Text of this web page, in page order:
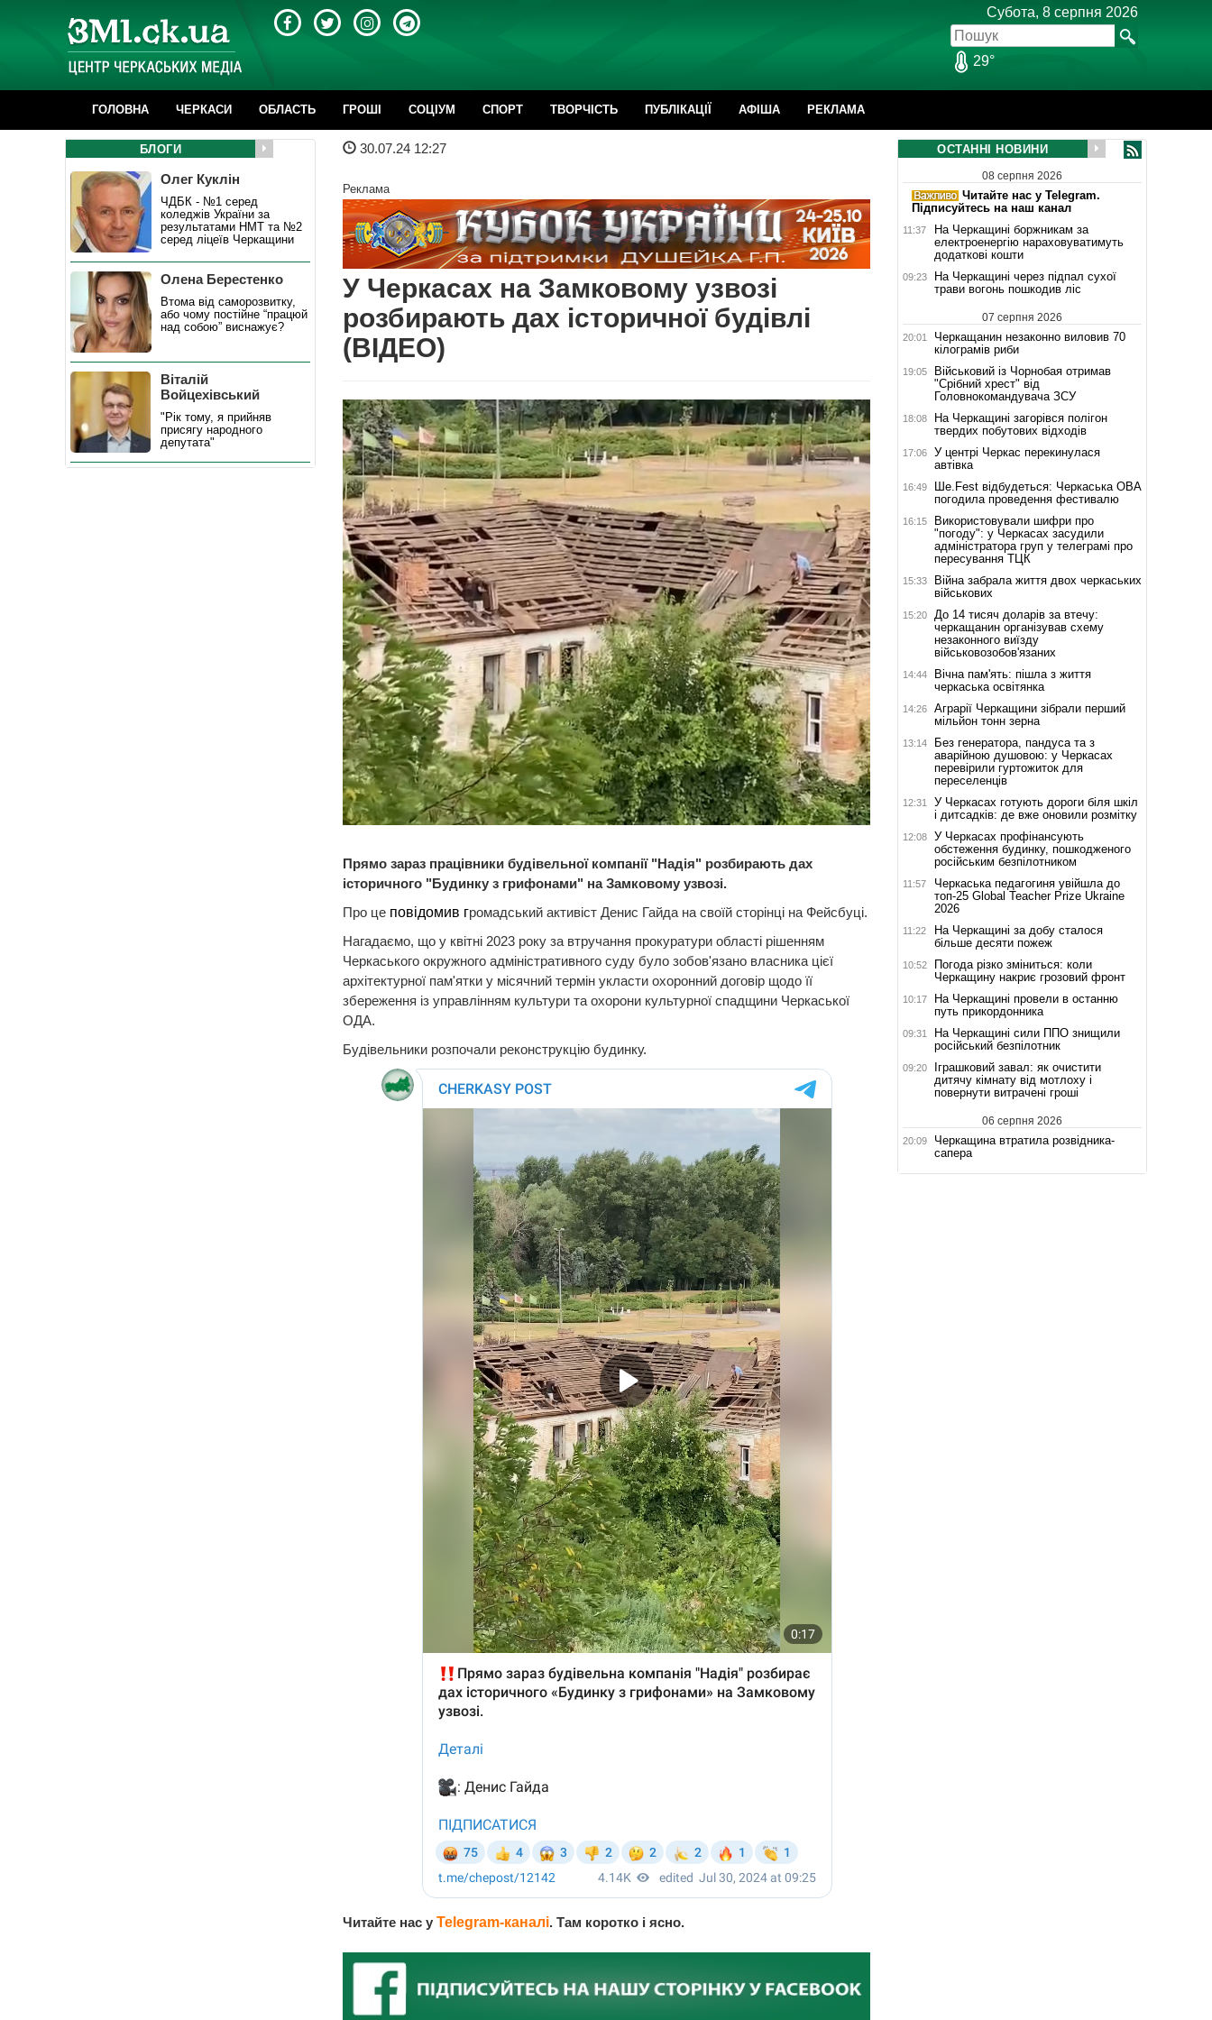
Субота, 8 серпня 2026
29°
ГОЛОВНА ЧЕРКАСИ ОБЛАСТЬ ГРОШІ CОЦІУМ СПОРТ ТВОРЧІСТЬ ПУБЛІКАЦІЇ АФІША РЕКЛАМА
30.07.24 12:27
Реклама
У Черкасах на Замковому узвозі
розбирають дах історичної будівлі
(ВІДЕО)
Прямо зараз працівники будівельної компанії "Надія" розбирають дах
історичного "Будинку з грифонами" на Замковому узвозі.
Про це повідомив громадський активіст Денис Гайда на своїй сторінці на Фейсбуці.
Нагадаємо, що у квітні 2023 року за втручання прокуратури області рішенням
Черкаського окружного адміністративного суду було зобов'язано власника цієї
архітектурної пам'ятки у місячний термін укласти охоронний договір щодо її
збереження із управлінням культури та охорони культурної спадщини Черкаської
ОДА.
Будівельники розпочали реконструкцію будинку.
Читайте нас у Telegram-каналі. Там коротко і ясно.
БЛОГИ
Олег Куклін
ЧДБК - №1 серед
коледжів України за
результатами НМТ та №2
серед ліцеїв Черкащини
Олена Берестенко
Втома від саморозвитку,
або чому постійне “працюй
над собою” виснажує?
Віталій
Войцехівський
"Рік тому, я прийняв
присягу народного
депутата"
ОСТАННІ НОВИНИ
08 серпня 2026
Читайте нас у Telegram.
Підписуйтесь на наш канал
11:37
На Черкащині боржникам за
електроенергію нараховуватимуть
додаткові кошти
09:23
На Черкащині через підпал сухої
трави вогонь пошкодив ліс
07 серпня 2026
20:01
Черкащанин незаконно виловив 70
кілограмів риби
19:05
Військовий із Чорнобая отримав
"Срібний хрест" від
Головнокомандувача ЗСУ
18:08
На Черкащині загорівся полігон
твердих побутових відходів
17:06
У центрі Черкас перекинулася
автівка
16:49
Ше.Fest відбудеться: Черкаська ОВА
погодила проведення фестивалю
16:15
Використовували шифри про
"погоду": у Черкасах засудили
адміністратора груп у телеграмі про
пересування ТЦК
15:33
Війна забрала життя двох черкаських
військових
15:20
До 14 тисяч доларів за втечу:
черкащанин організував схему
незаконного виїзду
військовозобов'язаних
14:44
Вічна пам'ять: пішла з життя
черкаська освітянка
14:26
Аграрії Черкащини зібрали перший
мільйон тонн зерна
13:14
Без генератора, пандуса та з
аварійною душовою: у Черкасах
перевірили гуртожиток для
переселенців
12:31
У Черкасах готують дороги біля шкіл
і дитсадків: де вже оновили розмітку
12:08
У Черкасах профінансують
обстеження будинку, пошкодженого
російським безпілотником
11:57
Черкаська педагогиня увійшла до
топ-25 Global Teacher Prize Ukraine
2026
11:22
На Черкащині за добу сталося
більше десяти пожеж
10:52
Погода різко зміниться: коли
Черкащину накриє грозовий фронт
10:17
На Черкащині провели в останню
путь прикордонника
09:31
На Черкащині сили ППО знищили
російський безпілотник
09:20
Іграшковий завал: як очистити
дитячу кімнату від мотлоху і
повернути витрачені гроші
06 серпня 2026
20:09
Черкащина втратила розвідника-
сапера